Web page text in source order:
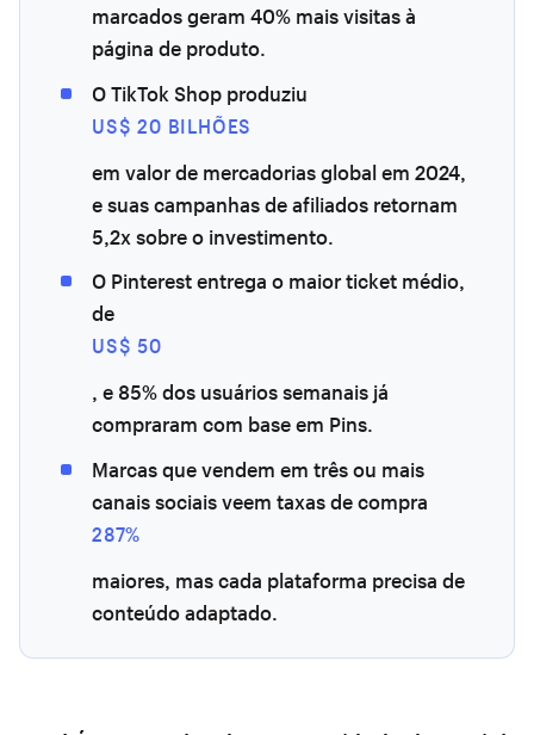
marcados geram 40% mais visitas à
página de produto.
O TikTok Shop produziu
US$ 20 BILHÕES
em valor de mercadorias global em 2024,
e suas campanhas de afiliados retornam
5,2x sobre o investimento.
O Pinterest entrega o maior ticket médio,
de
US$ 50
, e 85% dos usuários semanais já
compraram com base em Pins.
Marcas que vendem em três ou mais
canais sociais veem taxas de compra
287%
maiores, mas cada plataforma precisa de
conteúdo adaptado.